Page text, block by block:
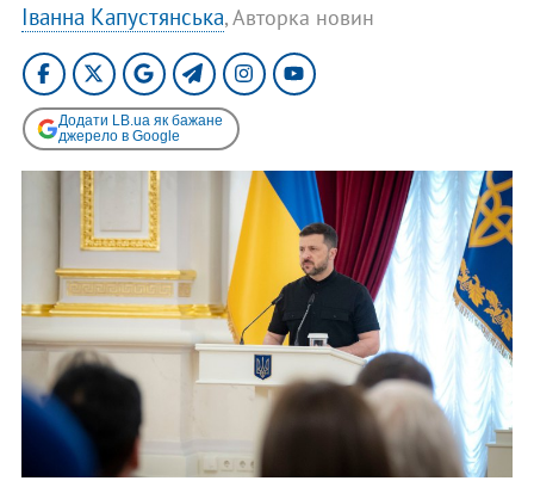
Іванна Капустянська, Авторка новин
Додати LB.ua як бажане
джерело в Google